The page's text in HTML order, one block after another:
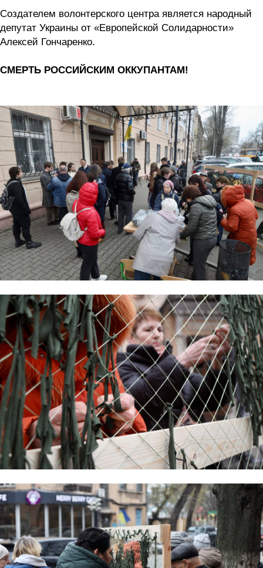
Создателем волонтерского центра является народный
депутат Украины от «Европейской Солидарности»
Алексей Гончаренко.
СМЕРТЬ РОССИЙСКИМ ОККУПАНТАМ!